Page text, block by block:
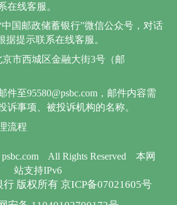
All Rights Reserved
本网
站支持IPv6
版权所有 京ICP备07021605号
在线客服。
国邮政储蓄银行”微信公众号，对话
据提示联系在线客服。
市西城区金融大街3号（邮
件至95580@psbc.com，邮件内容需
诉事项、被投诉机构的名称。
流程